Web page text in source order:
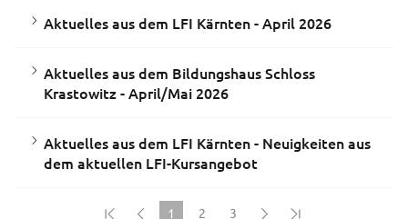
Aktuelles aus dem LFI Kärnten - April 2026
Aktuelles aus dem Bildungshaus Schloss
Krastowitz - April/Mai 2026
Aktuelles aus dem LFI Kärnten - Neuigkeiten aus
dem aktuellen LFI-Kursangebot
1
2 3